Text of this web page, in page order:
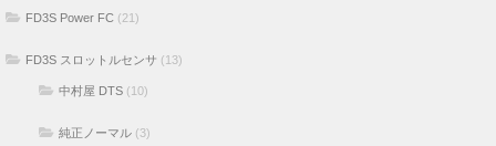
FD3S Power FC (21)
FD3S スロットルセンサ (13)
中村屋 DTS (10)
純正ノーマル (3)